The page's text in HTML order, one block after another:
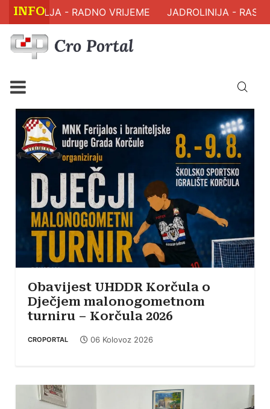
INFO - RADNO VRIJEME JADROLINIJA -
Obavijest UHDDR Korčula o
Dječjem malonogometnom
turniru – Korčula 2026
CROPORTAL 06 Kolovoz 2026